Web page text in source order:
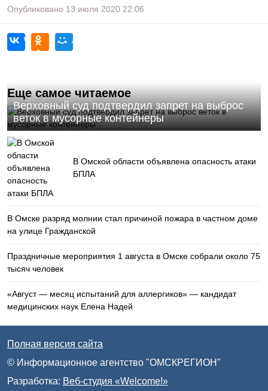
Опубликовано 13 июля 2020 22:06
Еще самое читаемое
Верховный суд подтвердил запрет на выброс
веток в мусорные контейнеры
В Омской области объявлена опасность атаки
БПЛА
В Омске разряд молнии стал причиной пожара в частном доме
на улице Гражданской
Праздничные мероприятия 1 августа в Омске собрали около 75
тысяч человек
«Август — месяц испытаний для аллергиков» — кандидат
медицинских наук Елена Надей
Полная версия сайта
© Информационное агентство "ОМСКРЕГИОН"
Разработка: Веб-студия «Welcome!»